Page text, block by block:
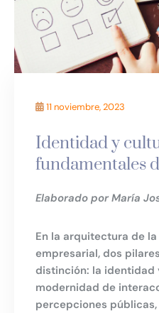
11 noviembre, 2023
Identidad y
fundamentales
Elaborado por María
En la arquitectura de
empresarial, dos
distinción: la identidad
modernidad de
percepciones